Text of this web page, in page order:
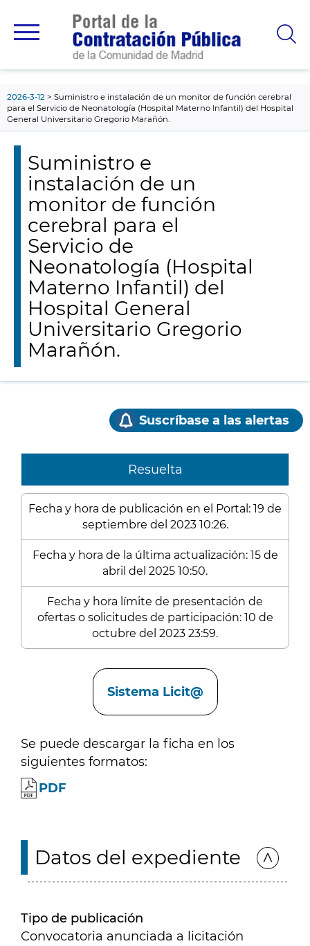
principal
2026-3-12
Suministro e instalación de un monitor de función cerebral
para el Servicio de Neonatología (Hospital Materno Infantil) del Hospital
General Universitario Gregorio Marañón.
Suministro e
instalación de un
monitor de función
cerebral para el
Servicio de
Neonatología (Hospital
Materno Infantil) del
Hospital General
Universitario Gregorio
Marañón.
Suscríbase a las alertas
Resuelta
Fecha y hora de publicación en el Portal: 19 de
septiembre del 2023 10:26.
Fecha y hora de la última actualización: 15 de
abril del 2025 10:50.
Fecha y hora límite de presentación de
ofertas o solicitudes de participación: 10 de
octubre del 2023 23:59.
Sistema Licit@
Se puede descargar la ficha en los
siguientes formatos:
PDF
Datos del expediente
Tipo de publicación
Convocatoria anunciada a licitación